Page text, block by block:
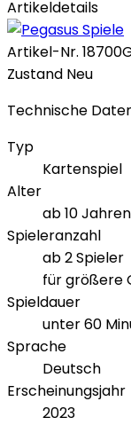
Artikeldetails
Artikel-Nr.
Zustand Neu
Technische
Typ
Kartenspiel
Alter
ab 10 Jahren
Spieleranzahl
ab 2 Spieler
für größere
Spieldauer
unter 60
Sprache
Deutsch
Erscheinungsjahr
2023